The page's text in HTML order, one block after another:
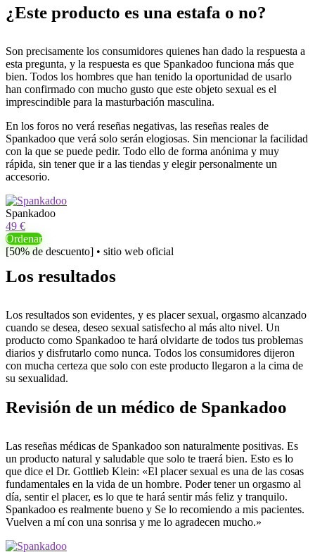
¿Este producto es una estafa o no?
Son precisamente los consumidores quienes han dado la respuesta a
esta pregunta, y la respuesta es que Spankadoo funciona más que
bien. Todos los hombres que han tenido la oportunidad de usarlo
han confirmado con mucho gusto que este objeto sexual es el
imprescindible para la masturbación masculina.
En los foros no verá reseñas negativas, las reseñas reales de
Spankadoo que verá solo serán elogiosas. Sin mencionar la facilidad
con la que se puede pedir. Todo ello de forma anónima y muy
rápida, sin tener que ir a las tiendas y elegir personalmente un
accesorio.
Spankadoo
49 €
Ordenar
[50% de descuento] • sitio web oficial
Los resultados
Los resultados son evidentes, y es placer sexual, orgasmo alcanzado
cuando se desea, deseo sexual satisfecho al más alto nivel. Un
producto como Spankadoo te hará olvidarte de todos tus problemas
diarios y disfrutarlo como nunca. Todos los consumidores dijeron
con mucha certeza que solo con este producto llegaron a la cima de
su sexualidad.
Revisión de un médico de Spankadoo
Las reseñas médicas de Spankadoo son naturalmente positivas. Es
un producto natural y saludable que solo te traerá bien. Esto es lo
que dice el Dr. Gottlieb Klein: «El placer sexual es una de las cosas
fundamentales en la vida de un hombre. Poder tener un orgasmo al
día, sentir el placer, es lo que te hará sentir más feliz y tranquilo.
Spankadoo es realmente bueno y Se lo recomiendo a mis pacientes.
Vuelven a mí con una sonrisa y me lo agradecen mucho.»